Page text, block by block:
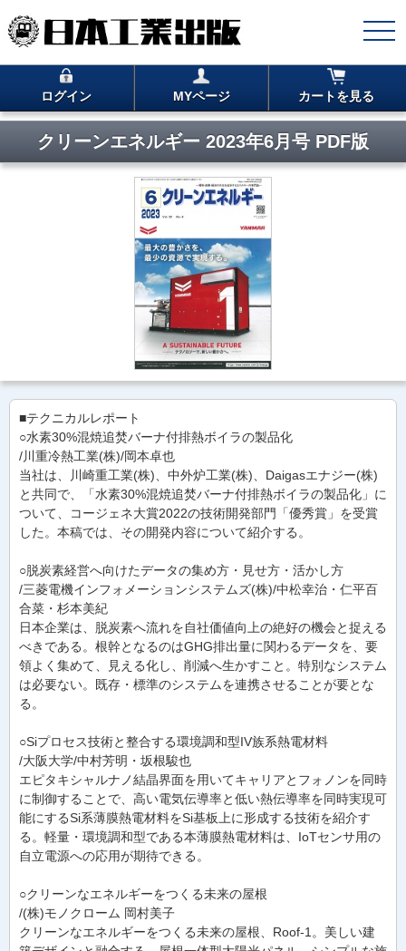
ログイン MYページ カートを見る
クリーンエネルギー 2023年6月号 PDF版
■テクニカルレポート
○水素30%混焼追焚バーナ付排熱ボイラの製品化
/川重冷熱工業(株)/岡本卓也
当社は、川崎重工業(株)、中外炉工業(株)、Daigasエナジー(株)
と共同で、「水素30%混焼追焚バーナ付排熱ボイラの製品化」に
ついて、コージェネ大賞2022の技術開発部門「優秀賞」を受賞
した。本稿では、その開発内容について紹介する。
○脱炭素経営へ向けたデータの集め方・見せ方・活かし方
/三菱電機インフォメーションシステムズ(株)/中松幸治・仁平百
合菜・杉本美紀
日本企業は、脱炭素へ流れを自社価値向上の絶好の機会と捉える
べきである。根幹となるのはGHG排出量に関わるデータを、要
領よく集めて、見える化し、削減へ生かすこと。特別なシステム
は必要ない。既存・標準のシステムを連携させることが要とな
る。
○Siプロセス技術と整合する環境調和型IV族系熱電材料
/大阪大学/中村芳明・坂根駿也
エピタキシャルナノ結晶界面を用いてキャリアとフォノンを同時
に制御することで、高い電気伝導率と低い熱伝導率を同時実現可
能にするSi系薄膜熱電材料をSi基板上に形成する技術を紹介す
る。軽量・環境調和型である本薄膜熱電材料は、IoTセンサ用の
自立電源への応用が期待できる。
○クリーンなエネルギーをつくる未来の屋根
/(株)モノクローム 岡村美子
クリーンなエネルギーをつくる未来の屋根、Roof-1。美しい建